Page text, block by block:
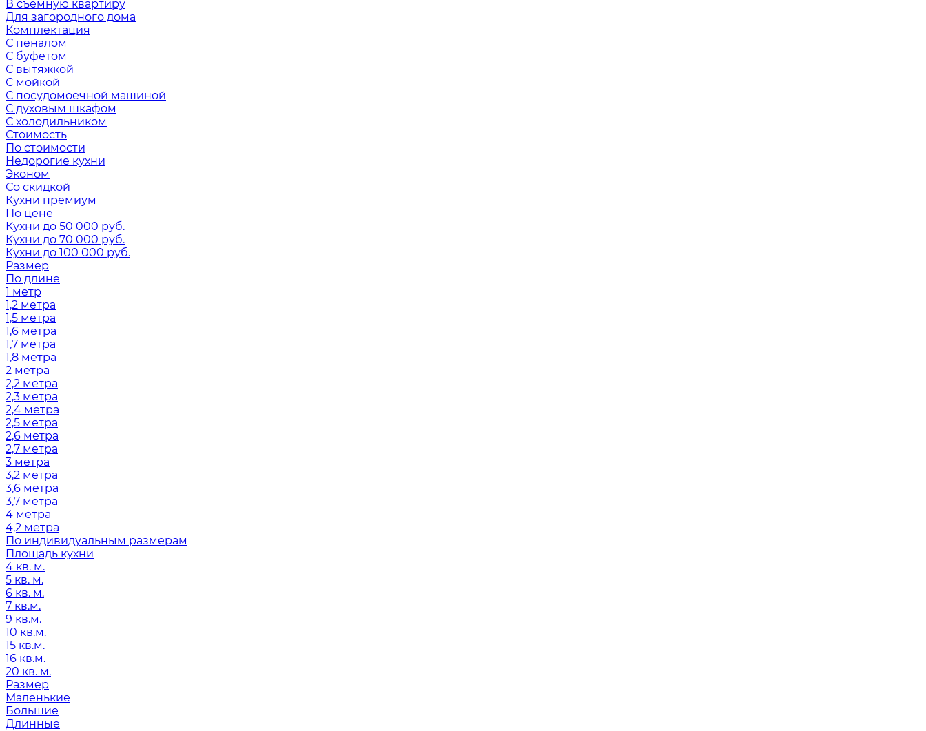
В съемную квартиру
Для загородного дома
Комплектация
С пеналом
С буфетом
С вытяжкой
С мойкой
С посудомоечной машиной
С духовым шкафом
С холодильником
Стоимость
По стоимости
Недорогие кухни
Эконом
Со скидкой
Кухни премиум
По цене
Кухни до 50 000 руб.
Кухни до 70 000 руб.
Кухни до 100 000 руб.
Размер
По длине
1 метр
1,2 метра
1,5 метра
1,6 метра
1,7 метра
1,8 метра
2 метра
2,2 метра
2,3 метра
2,4 метра
2,5 метра
2,6 метра
2,7 метра
3 метра
3,2 метра
3,6 метра
3,7 метра
4 метра
4,2 метра
По индивидуальным размерам
Площадь кухни
4 кв. м.
5 кв. м.
6 кв. м.
7 кв.м.
9 кв.м.
10 кв.м.
15 кв.м.
16 кв.м.
20 кв. м.
Размер
Маленькие
Большие
Длинные